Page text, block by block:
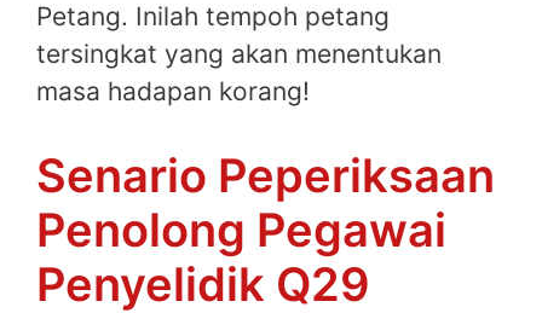
Petang. Inilah tempoh petang
tersingkat yang akan menentukan
masa hadapan korang!
Senario Peperiksaan
Penolong Pegawai
Penyelidik Q29